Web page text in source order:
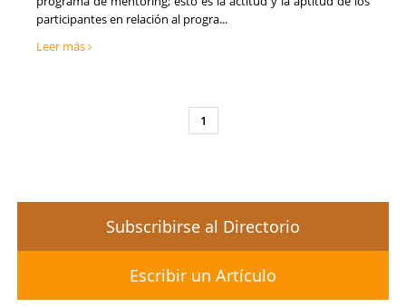
Teruel
Tecnología, Software e IA
Ventas y Comercial
participantes en relación al progra...
Leer más
1
Subscribirse al Directorio
Escribir un Artículo